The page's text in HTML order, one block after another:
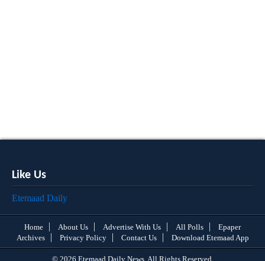
Like Us
Etemaad Daily
Home About Us Advertise With Us All Polls
Epaper
Archives
Privacy Policy Contact Us Download Etemaad App
© 2026 Etemaad Daily News, All Rights Reserved.